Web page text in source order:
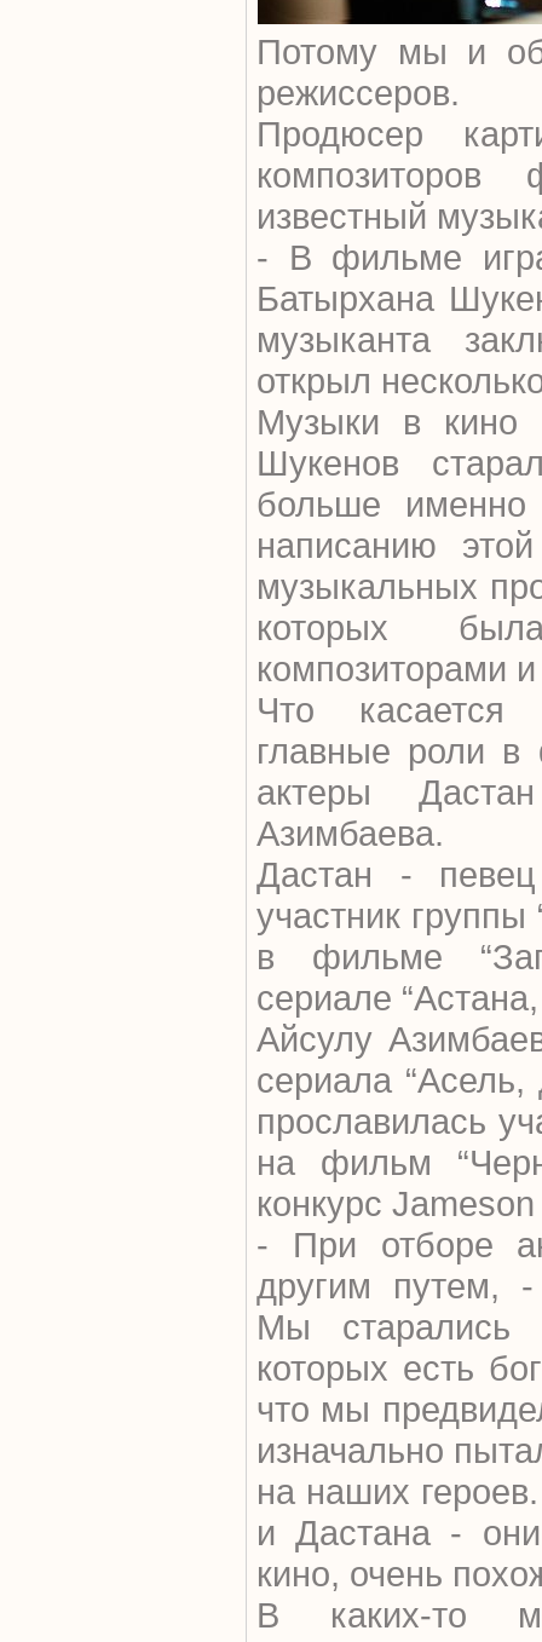
Потому мы и
режиссеров.
Продюсер
известный
- В фильме
Батырхана
музыканта
открыл
Музыки в кино
Шукенов
больше именно
написанию
музыкальных
которых
композиторами
Что касается
главные роли
актеры
Азимбаева.
Дастан -
участник
в фильме
сериале
Айсулу
сериала “Асель,
прославилась
на фильм
конкурс
- При отборе
другим путем,
Мы старались
которых есть
что мы
изначально
на наших
и Дастана -
кино, очень
В каких-то